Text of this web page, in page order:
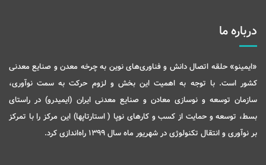
درباره ما
«ایمینو» حلقه اتصال دانش و فناوری‌های نوین به چرخه معدن و صنایع معدنی
کشور است. با توجه به اهمیت این بخش و لزوم حرکت به سمت نوآوری،
سازمان توسعه و نوسازی معادن و صنایع معدنی ایران (ایمیدرو) در راستای
بسط، توسعه و حمایت از کسب و کارهای نوپا ( استارتاپها) این مرکز را با تمرکز
بر نوآوری و انتقال تکنولوژی در شهریور ماه سال 1399 راه‌اندازی کرد.